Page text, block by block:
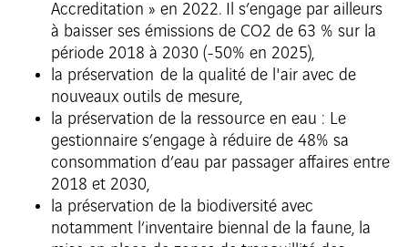
Accreditation » en 2022. Il s’engage par ailleurs
à baisser ses émissions de CO2 de 63 % sur la
période 2018 à 2030 (-50% en 2025),
la préservation de la qualité de l'air avec de
nouveaux outils de mesure,
la préservation de la ressource en eau : Le
gestionnaire s’engage à réduire de 48% sa
consommation d’eau par passager affaires entre
2018 et 2030,
la préservation de la biodiversité avec
notamment l’inventaire biennal de la faune, la